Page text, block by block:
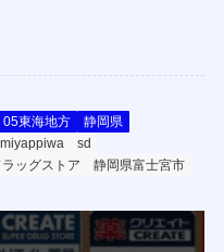
05東海地方
静岡県
sd
ラッグストア 静岡県富士宮市